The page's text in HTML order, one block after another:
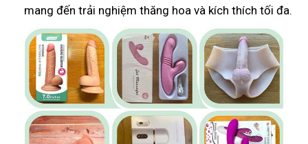
mang đến trải nghiệm thăng hoa và kích thích tối đa.